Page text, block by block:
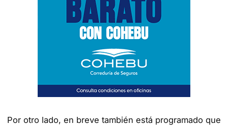
Por otro lado, en breve también está programado que